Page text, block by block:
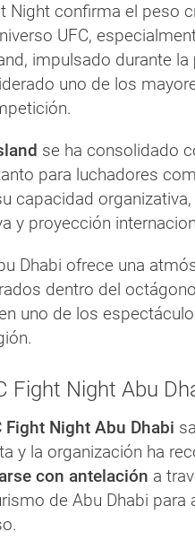
Night confirma el peso
UFC,
impulsado durante la
uno de los
se ha consolidado
para luchadores
capacidad organizativa,
y proyección
Dhabi ofrece una
dentro del
uno de los
Fight Night Abu
Fight Night Abu Dhabi
y la organización ha
con antelación a
de Abu Dhabi para